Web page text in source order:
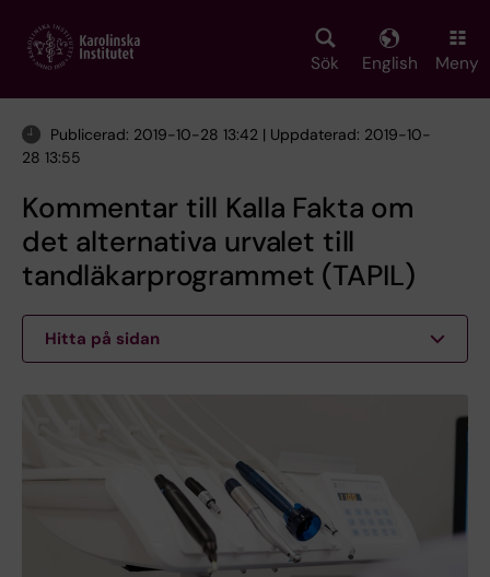
main
Sök English Meny
Publicerad: 2019-10-28 13:42 | Uppdaterad: 2019-10-
28 13:55
Kommentar till Kalla Fakta om
det alternativa urvalet till
tandläkarprogrammet (TAPIL)
Hitta på sidan